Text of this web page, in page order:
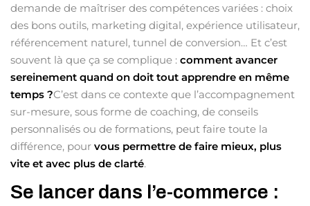
demande de maîtriser des compétences variées : choix
des bons outils, marketing digital, expérience utilisateur,
référencement naturel, tunnel de conversion… Et c’est
souvent là que ça se complique : comment avancer
sereinement quand on doit tout apprendre en même
temps ?C’est dans ce contexte que l’accompagnement
sur-mesure, sous forme de coaching, de conseils
personnalisés ou de formations, peut faire toute la
différence, pour vous permettre de faire mieux, plus
vite et avec plus de clarté.
Se lancer dans l’e-commerce :